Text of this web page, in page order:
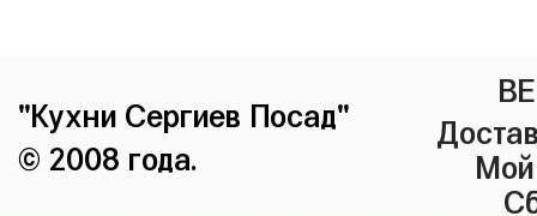
"Кухни Сергиев Посад"
© 2008 года.